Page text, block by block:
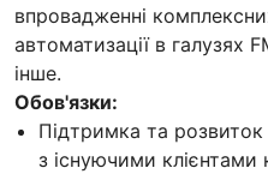
впровадженні
автоматизації в галузях
інше.
Обов'язки:
Підтримка та
з існуючими клієнтами